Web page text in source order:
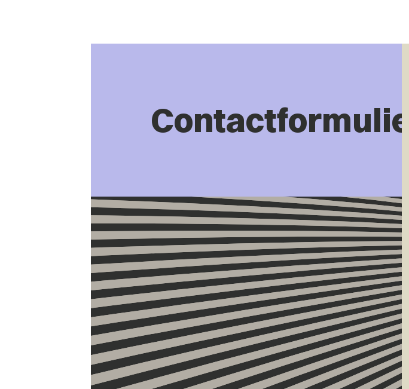
Contactformulier